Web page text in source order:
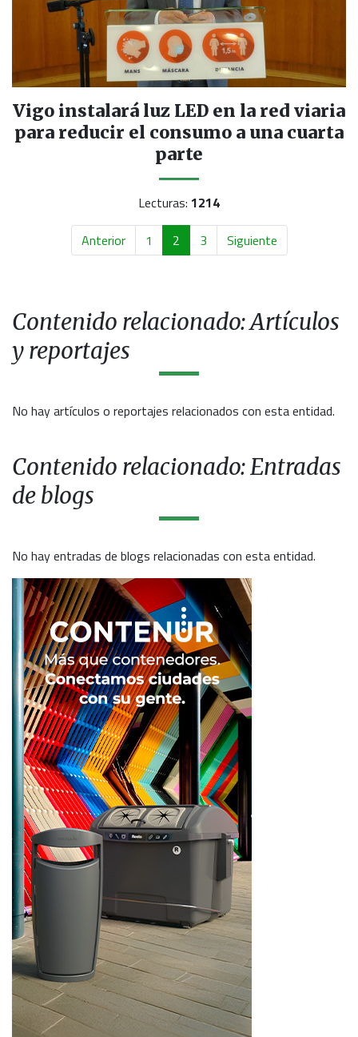
Vigo instalará luz LED en la red viaria
para reducir el consumo a una cuarta
parte
Lecturas: 1214
Anterior
1 2 3 Siguiente
Contenido relacionado: Artículos
y reportajes
No hay artículos o reportajes relacionados con esta entidad.
Contenido relacionado: Entradas
de blogs
No hay entradas de blogs relacionadas con esta entidad.